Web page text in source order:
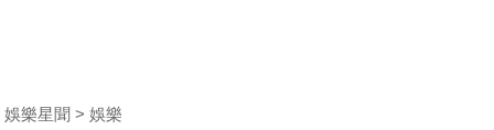
娛樂星聞 娛樂